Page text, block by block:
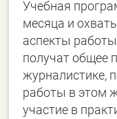
Учебная
месяца и
аспекты
получат общее
журналистике,
работы в этом
участие в